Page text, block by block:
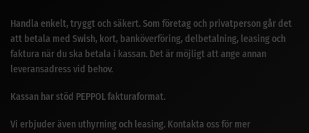
Handla enkelt, tryggt och säkert. Som företag och privatperson går det
att betala med Swish, kort, banköverföring, delbetalning, leasing och
faktura när du ska betala i kassan. Det är möjligt att ange annan
leveransadress vid behov.
Kassan har stöd PEPPOL fakturaformat.
Vi erbjuder även uthyrning och leasing. Kontakta oss för mer